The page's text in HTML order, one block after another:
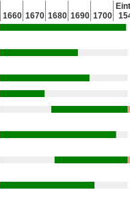
1660 1670 1680 1690 1700